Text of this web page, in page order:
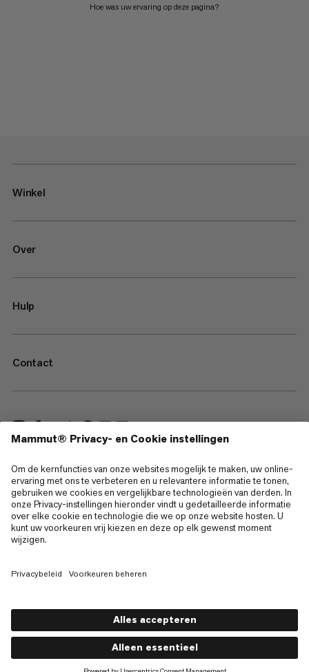
Hoe was uw ervaring op deze pagina?
Winkel
Over
Hulp
Contact
—
Sitemap
Cookies
Juridische kennisgeving